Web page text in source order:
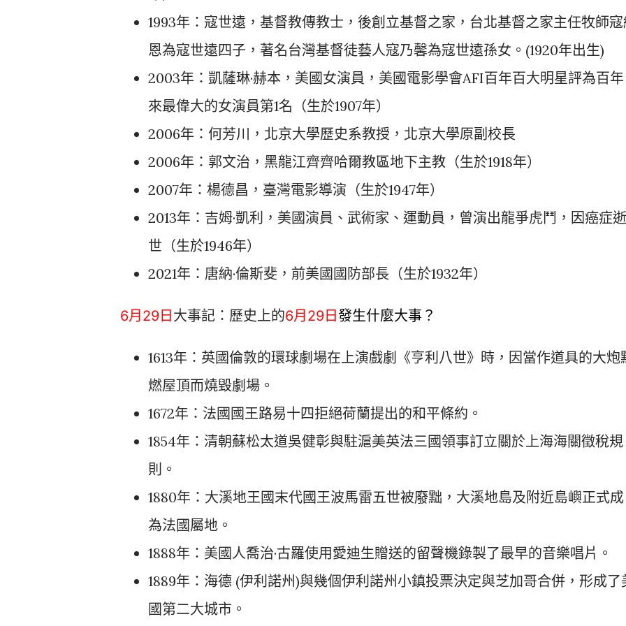
1993年：寇世遠，基督教傳教士，後創立基督之家，台北基督之家主任牧師
恩為寇世遠四子，著名台灣基督徒藝人寇乃馨為寇世遠孫女。(1920年出生)
2003年：凱薩琳·赫本，美國女演員，美國電影學會AFI百年百大明星評為百年
來最偉大的女演員第1名（生於1907年）
2006年：何芳川，北京大學歷史系教授，北京大學原副校長
2006年：郭文治，黑龍江齊齊哈爾教區地下主教（生於1918年）
2007年：楊德昌，臺灣電影導演（生於1947年）
2013年：吉姆·凱利，美國演員、武術家、運動員，曾演出龍爭虎鬥，因癌症逝
世（生於1946年）
2021年：唐納·倫斯斐，前美國國防部長（生於1932年）
6月29日 大事記：歷史上的6月29日 發生什麼大事？
1613年：英國倫敦的環球劇場在上演戲劇《亨利八世》時，因當作道具的大炮
燃屋頂而燒毀劇場。
1672年：法國國王路易十四拒絕荷蘭提出的和平條約。
1854年：清朝蘇松太道吳健彰與駐滬美英法三國領事訂立關於上海海關徵稅規
則。
1880年：大溪地王國末代國王波馬雷五世被廢黜，大溪地島及附近島嶼正式成
為法國屬地。
1888年：美國人喬治·古羅使用愛迪生贈送的留聲機錄製了最早的音樂唱片。
1889年： 海德 (伊利諾州)與幾個伊利諾州小鎮投票決定與芝加哥合併，形成了
國第二大城市。